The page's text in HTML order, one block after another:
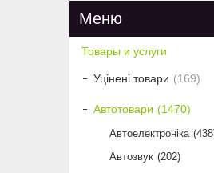
Товары и услуги
Уцінені товари 169
Автотовари 1470
Автоелектроніка 438
Автозвук 202